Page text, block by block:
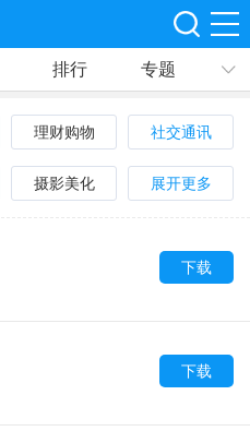
排行 专题
资讯
理财购物 社交通讯
摄影美化 展开更多
下载
下载